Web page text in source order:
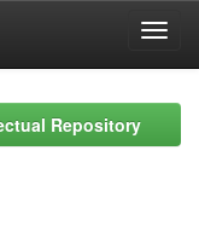
Repository